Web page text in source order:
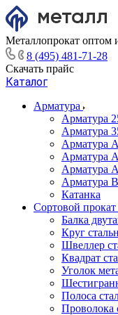
Металлопрокат оптом
8 (495) 481-71-28
Скачать прайс
Каталог
Арматура
Арматура
Арматура
Арматура
Арматура
Арматура
Арматура
Катанка
Сортовой прокат
Балка
Круг
Швеллер
Квадрат
Уголок
Полоса
Проволока